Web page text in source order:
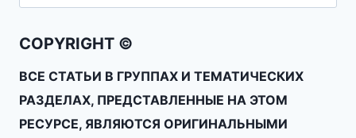
COPYRIGHT ©
ВСЕ СТАТЬИ В ГРУППАХ И ТЕМАТИЧЕСКИХ
РАЗДЕЛАХ, ПРЕДСТАВЛЕННЫЕ НА ЭТОМ
РЕСУРСЕ, ЯВЛЯЮТСЯ ОРИГИНАЛЬНЫМИ